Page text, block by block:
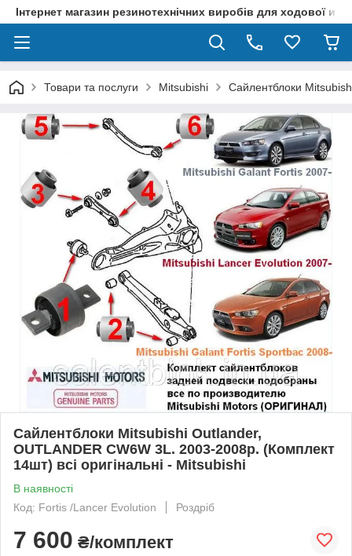
Інтернет магазин резинотехнічних виробів для ходової и
Товари та послуги Mitsubishi Сайлентблоки
Сайлентблоки Mitsubishi Outlander,
OUTLANDER CW6W 3L. 2003-2008р. (Комплект
14шт) всі оригінальні - Mitsubishi
В наявності
Код: Fortis /Lancer Evolution
Роздріб
7 600 ₴/комплект